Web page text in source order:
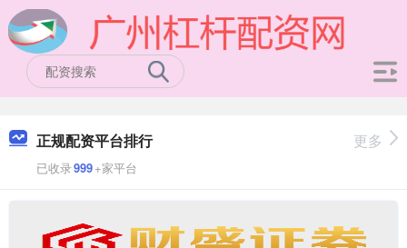
正规配资平台排行
已收录999+家平台
更多